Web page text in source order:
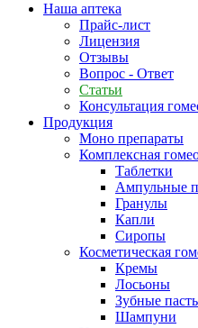
Наша аптека
Прайс-лист
Лицензия
Отзывы
Вопрос - Ответ
Статьи
Консультация
Продукция
Моно препараты
Комплексная
Таблетки
Ампульные
Гранулы
Капли
Сиропы
Косметическая
Кремы
Лосьоны
Зубные
Шампуни